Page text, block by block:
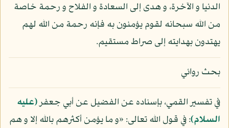
الدنيا و الآخرة، و هدى إلى السعادة و الفلاح و رحمة خاصة
من الله سبحانه لقوم يؤمنون به فإنه رحمة من الله لهم
يهتدون بهدايته إلى صراط مستقيم.
بحث روائي
في تفسير القمي، بإسناده عن الفضيل عن أبي جعفر(عليه
السلام): في قول الله تعالى: «و ما يؤمن أكثرهم بالله إلا و هم